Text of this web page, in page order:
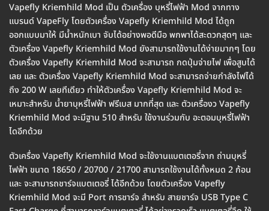
Vapefly Kriemhild Mod เป็น ตัวเครื่อง บุหรี่ไฟฟ้า Mod จากทาง
แบรนด์ VapeFly โดยตัวเครื่อง Vapefly Kriemhild Mod ได้ถูก
ออกแบบมาให้ มีน้ำหนักเบา จับได้อย่างพอดีมือ พกพาได้สะดวกสุดๆ และ
ตัวเครื่อง Vapefly Kriemhild Mod ยังสามารถใช้งานได้ง่ายมากๆ โดย
ตัวเครื่อง Vapefly Kriemhild Mod จะสามารถ กดปุ่มจ่ายไฟ เพื่อสูบได้
เลย และ ตัวเครื่อง Vapefly Kriemhild Mod จะสามารถจ่ายกำลังไฟได้
ถึง 200 W เลยทีเดียว ทำให้ตัวเครื่อง Vapefly Kriemhild Mod จะ
เหมาะสำหรับ น้ำยาบุหรี่ไฟฟ้า ฟรีเบส มากที่สุด และ ตัวเครื่องว Vapefly
Kriemhild Mod จะมีฐาน 510 สำหรับ ใช้งานร่วมกับ อะตอมบุหรี่ไฟฟ้า
ไดอีกด้วย
ตัวเครื่อง Vapefly Kriemhild Mod จะใช้งานแบตเตอรี่จาก ถ่านบุหรี่
ไฟฟ้า ขนาด 18650 / 20700 / 21700 สามารถใช้งานได้ทั้งหมด 2 ก้อน
และ จะสามารถชาร์จแบตเตอรี่ ได้อีกด้วย โดยตัวเครื่อง Vapefly
Kriemhild Mod จะมี Port การชาร์จ สำหรับ สายชาร์จ USB Type C